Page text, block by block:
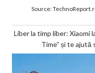
Source:
Liber la timp liber: Xiaomi
Time” și te ajută